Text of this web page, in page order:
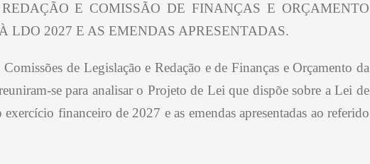
E COMISSÃO DE FINANÇAS E ORÇAMENTO
LDO 2027 E AS EMENDAS APRESENTADAS.
de Legislação e Redação e de Finanças e Orçamento da
se para analisar o Projeto de Lei que dispõe sobre a Lei de
financeiro de 2027 e as emendas apresentadas ao referido